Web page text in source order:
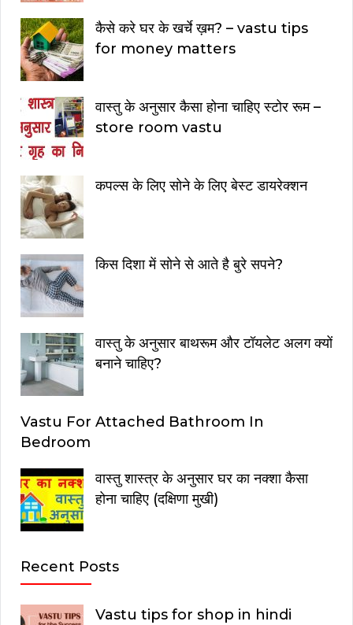
कैसे करे घर के खर्चे ख़म? – vastu tips
for money matters
वास्तु के अनुसार कैसा होना चाहिए स्टोर रूम –
store room vastu
कपल्स के लिए सोने के लिए बेस्ट डायरेक्शन
किस दिशा में सोने से आते है बुरे सपने?
वास्तु के अनुसार बाथरूम और टॉयलेट अलग क्यों
बनाने चाहिए?
Vastu For Attached Bathroom In
Bedroom
वास्तु शास्त्र के अनुसार घर का नक्शा कैसा
होना चाहिए (दक्षिणा मुखी)
Recent Posts
Vastu tips for shop in hindi